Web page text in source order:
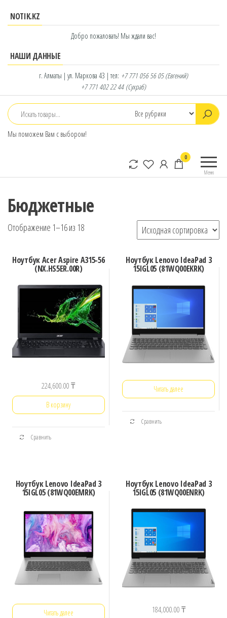
NOTIK.KZ
Добро пожаловать! Мы ждали вас!
НАШИ ДАННЫЕ
г. Алматы | ул. Маркова 43 | тел: +7 771 056 56 05(Евгений)
+7 771 402 22 44(Сухраб)
Мы поможем Вам с выбором!
магазин
Меню
0
Бюджетные
Отображение 1–16 из 18
Ноутбук Acer Aspire A315-56
(NX.HS5ER.00R)
224,600.00₸
В корзину
Сравнить
Ноутбук Lenovo IdeaPad 3
15IGL05 (81WQ00EKRK)
Читать далее
Сравнить
Ноутбук Lenovo IdeaPad 3
15IGL05 (81WQ00EMRK)
Читать далее
Ноутбук Lenovo IdeaPad 3
15IGL05 (81WQ00ENRK)
184,000.00₸